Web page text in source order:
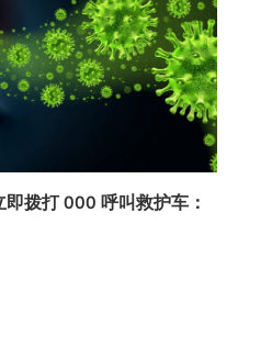
拨打 000 呼叫救护车：